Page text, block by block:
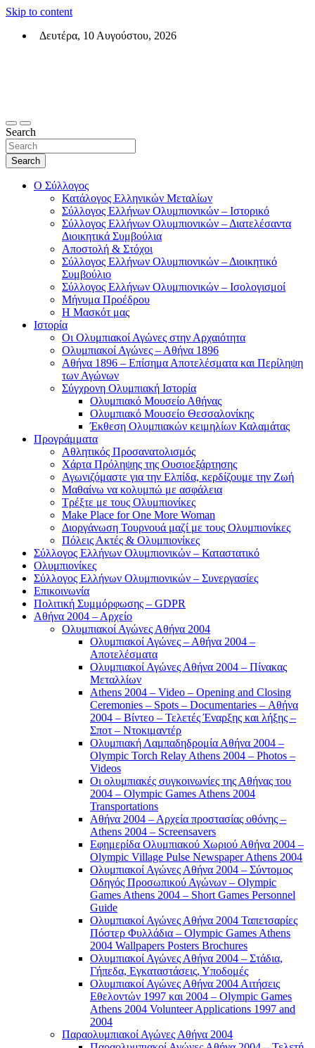
Skip to content
Δευτέρα, 10 Αυγούστου, 2026
Search
Search
Ο Σύλλογος
Κατάλογος Ελληνικών Μεταλίων
Σύλλογος Ελλήνων Ολυμπιονικών – Ιστορικό
Σύλλογος Ελλήνων Ολυμπιονικών – Διατελέσαντα
Διοικητικά Συμβούλια
Αποστολή & Στόχοι
Σύλλογος Ελλήνων Ολυμπιονικών – Διοικητικό
Συμβούλιο
Σύλλογος Ελλήνων Ολυμπιονικών – Ισολογισμοί
Μήνυμα Προέδρου
Η Μασκότ μας
Ιστορία
Οι Ολυμπιακοί Αγώνες στην Αρχαιότητα
Ολυμπιακοί Αγώνες – Αθήνα 1896
Αθήνα 1896 – Επίσημα Αποτελέσματα και Περίληψη
των Αγώνων
Σύγχρονη Ολυμπιακή Ιστορία
Ολυμπιακό Μουσείο Αθήνας
Ολυμπιακό Μουσείο Θεσσαλονίκης
Έκθεση Ολυμπιακών κειμηλίων Καλαμάτας
Προγράμματα
Αθλητικός Προσανατολισμός
Χάρτα Πρόληψης της Ουσιοεξάρτησης
Αγωνιζόμαστε για την Ελπίδα, κερδίζουμε την Ζωή
Μαθαίνω να κολυμπώ με ασφάλεια
Τρέξτε με τους Ολυμπιονίκες
Make Place for One More Woman
Διοργάνωση Τουρνουά μαζί με τους Ολυμπιονίκες
Πόλεις Ακτές & Ολυμπιονίκες
Σύλλογος Ελλήνων Ολυμπιονικών – Καταστατικό
Ολυμπιονίκες
Σύλλογος Ελλήνων Ολυμπιονικών – Συνεργασίες
Επικοινωνία
Πολιτική Συμμόρφωσης – GDPR
Αθήνα 2004 – Αρχείο
Ολυμπιακοί Αγώνες Αθήνα 2004
Ολυμπιακοί Αγώνες – Αθήνα 2004 –
Αποτελέσματα
Ολυμπιακοί Αγώνες Αθήνα 2004 – Πίνακας
Μεταλλίων
Athens 2004 – Video – Opening and Closing
Ceremonies – Spots – Documentaries – Αθήνα
2004 – Βίντεο – Τελετές Έναρξης και λήξης –
Σποτ – Ντοκιμαντέρ
Ολυμπιακή Λαμπαδηδρομία Αθήνα 2004 –
Olympic Torch Relay Athens 2004 – Photos –
Videos
Οι ολυμπιακές συγκοινωνίες της Αθήνας του
2004 – Olympic Games Athens 2004
Transportations
Αθήνα 2004 – Αρχεία προστασίας οθόνης –
Athens 2004 – Screensavers
Εφημερίδα Ολυμπιακού Χωριού Αθήνα 2004 –
Olympic Village Pulse Newspaper Athens 2004
Ολυμπιακοί Αγώνες Αθήνα 2004 – Σύντομος
Οδηγός Προσωπικού Αγώνων – Olympic
Games Athens 2004 – Short Games Personnel
Guide
Ολυμπιακοί Αγώνες Αθήνα 2004 Ταπετσαρίες
Πόστερ Φυλλάδια – Olympic Games Athens
2004 Wallpapers Posters Brochures
Ολυμπιακοί Αγώνες Αθήνα 2004 – Στάδια,
Γήπεδα, Εγκαταστάσεις, Υποδομές
Ολυμπιακοί Αγώνες Αθήνα 2004 Αιτήσεις
Εθελοντών 1997 και 2004 – Olympic Games
Athens 2004 Volunteer Applications 1997 and
2004
Παραολυμπιακοί Αγώνες Αθήνα 2004